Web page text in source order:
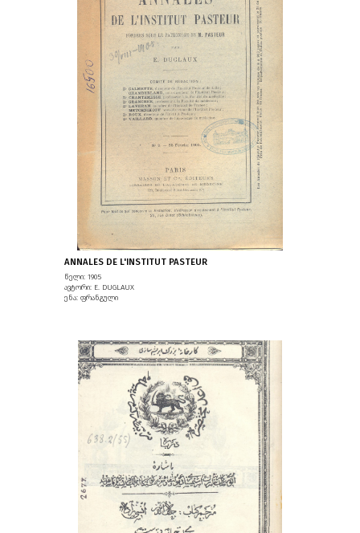
ANNALES DE L'INSTITUT PASTEUR
წელი: 1905
ავტორი: E. DUGLAUX
ენა: ფრანგული